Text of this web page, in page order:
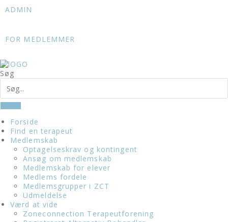
toADMIN
FOR MEDLEMMER
Søg
Forside
Find en terapeut
Medlemskab
Optagelseskrav og kontingent
Ansøg om medlemskab
Medlemskab for elever
Medlems fordele
Medlemsgrupper i ZCT
Udmeldelse
Værd at vide
Zoneconnection Terapeutforening